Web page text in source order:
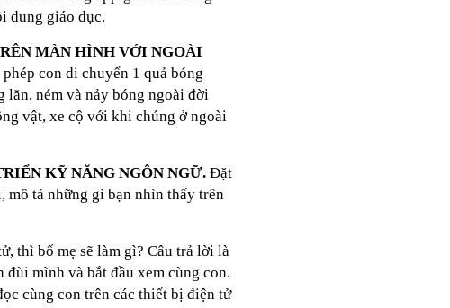
dung giáo dục.
MÀN HÌNH VỚI NGOÀI
con di chuyển 1 quả bóng
lăn, ném và nảy bóng ngoài đời
vật, xe cộ với khi chúng ở ngoài
KỸ NĂNG NGÔN NGỮ. Đặt
mô tả những gì bạn nhìn thấy trên
thì bố mẹ sẽ làm gì? Câu trả lời là
mình và bắt đầu xem cùng con.
cùng con trên các thiết bị điện tử